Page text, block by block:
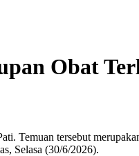
Obat
Temuan tersebut
Selasa (30/6/2026).